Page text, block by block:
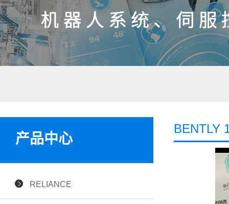
产品中心
RELIANCE
BENTLY